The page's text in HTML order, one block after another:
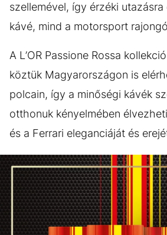
szellemével, így érzéki
kávé, mind a motorsport
A L’OR Passione Rossa
köztük Magyarországon is
polcain, így a minőségi kávék
otthonuk kényelmében
és a Ferrari eleganciáját és